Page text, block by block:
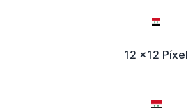
12 x12 Píxel